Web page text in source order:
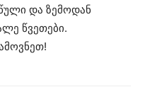
და ზემოდან
წვეთები.